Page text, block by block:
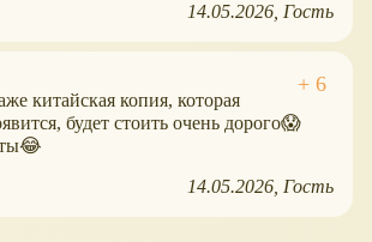
14.05.2026 Гость
китайская копия, которая
будет стоить очень дорого😱
14.05.2026 Гость